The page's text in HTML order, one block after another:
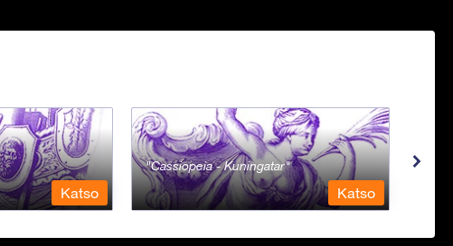
Katso
Cassiopeia - Kuningatar
Katso